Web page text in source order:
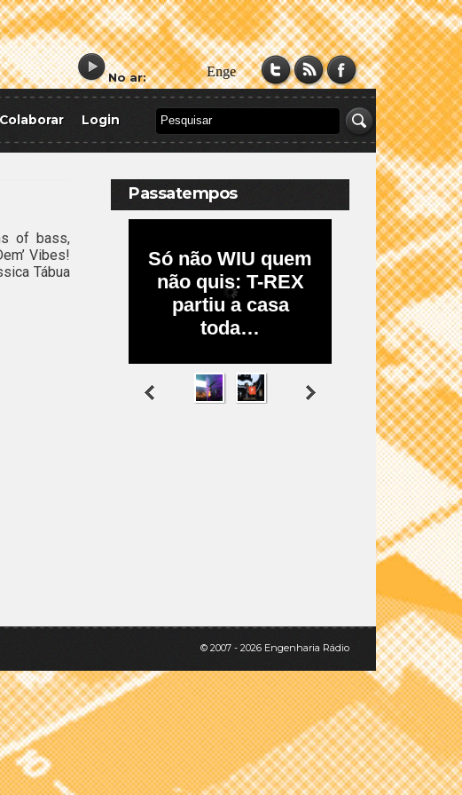
No ar:
Colaborar Login
of bass,
Vibes!
Tábua
Passatempos
© 2007 - 2026 Engenharia Rádio